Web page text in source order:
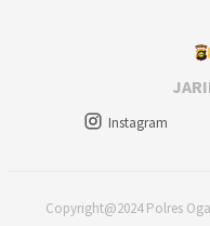
Instagram
Copyright@2024 Polres